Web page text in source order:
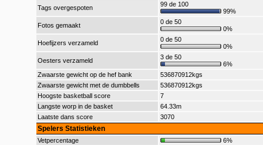
Tags overgespoten
99 de 100
99%
Fotos gemaakt
0 de 50
0%
Hoefijzers verzameld
0 de 50
0%
Oesters verzameld
3 de 50
6%
Zwaarste gewicht op de hef bank
536870912kgs
Zwaarste gewicht met de dumbbells
536870912kgs
Hoogste basketball score
7
Langste worp in de basket
64.33m
Laatste dans score
3070
Spelers Statistieken
Vetpercentage
6%